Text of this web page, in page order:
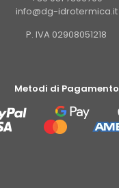
info@dg-idrotermica.it
P. IVA 02908051218
Metodi di Pagamento